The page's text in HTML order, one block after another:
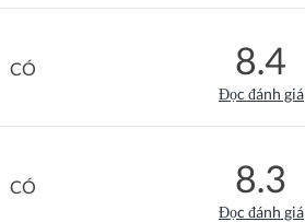
CÓ 8.4
Đọc đánh giá
CÓ 8.3
Đọc đánh giá